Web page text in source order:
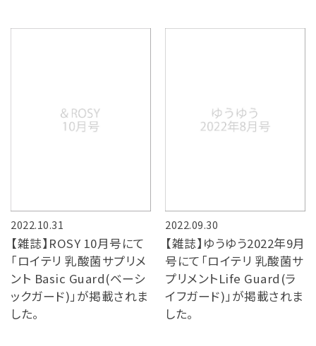
2022.10.31
【雑誌】ROSY 10月号にて
「ロイテリ 乳酸菌サプリメ
ント Basic Guard(ベーシ
ックガード)」が掲載されま
した。
2022.09.30
【雑誌】ゆうゆう2022年9月
号にて「ロイテリ 乳酸菌サ
プリメントLife Guard(ラ
イフガード)」が掲載されま
した。